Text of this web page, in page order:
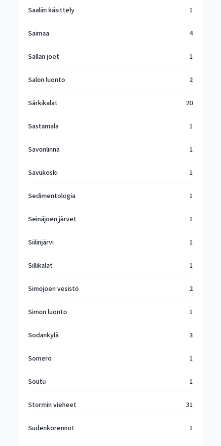
Saaliin käsittely 1
Saimaa 4
Sallan joet 1
Salon luonto 2
Särkikalat 20
Sastamala 1
Savonlinna 1
Savukoski 1
Sedimentologia 1
Seinäjoen järvet 1
Siilinjärvi 1
Sillikalat 1
Simojoen vesistö 2
Simon luonto 1
Sodankylä 3
Somero 1
Soutu 1
Stormin vieheet 31
Sudenkorennot 1